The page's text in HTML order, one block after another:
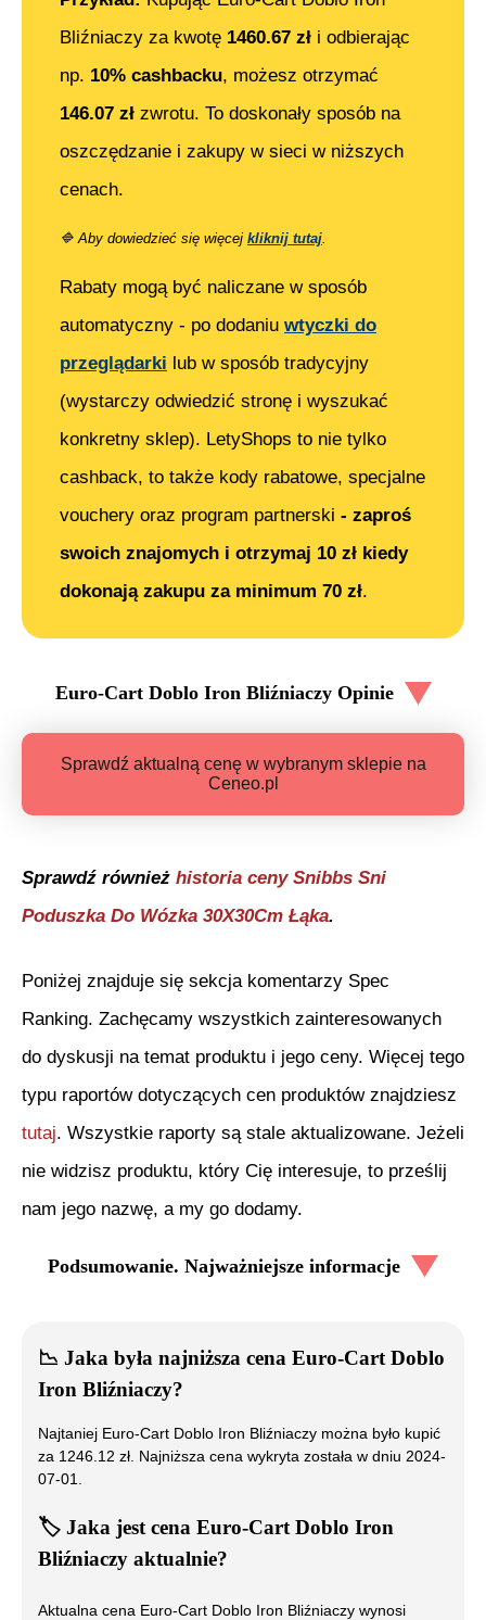
Bliźniaczy za kwotę 1460.67 zł i odbierając
np. 10% cashbacku, możesz otrzymać
146.07 zł zwrotu. To doskonały sposób na
oszczędzanie i zakupy w sieci w niższych
cenach.
🔷 Aby dowiedzieć się więcej kliknij tutaj.
Rabaty mogą być naliczane w sposób
automatyczny - po dodaniu wtyczki do
przeglądarki lub w sposób tradycyjny
(wystarczy odwiedzić stronę i wyszukać
konkretny sklep). LetyShops to nie tylko
cashback, to także kody rabatowe, specjalne
vouchery oraz program partnerski - zaproś
swoich znajomych i otrzymaj 10 zł kiedy
dokonają zakupu za minimum 70 zł.
Euro-Cart Doblo Iron BliźniaczyOpinie
Sprawdź aktualną cenę w wybranym sklepie na
Ceneo.pl
Sprawdź również historia ceny Snibbs Sni
Poduszka Do Wózka 30X30Cm Łąka.
Poniżej znajduje się sekcja komentarzy Spec
Ranking. Zachęcamy wszystkich zainteresowanych
do dyskusji na temat produktu i jego ceny. Więcej tego
typu raportów dotyczących cen produktów znajdziesz
tutaj. Wszystkie raporty są stale aktualizowane. Jeżeli
nie widzisz produktu, który Cię interesuje, to prześlij
nam jego nazwę, a my go dodamy.
Podsumowanie. Najważniejsze informacje
📉 Jaka była najniższa cena Euro-Cart Doblo
Iron Bliźniaczy?
Najtaniej Euro-Cart Doblo Iron Bliźniaczy można było kupić
za 1246.12 zł. Najniższa cena wykryta została w dniu 2024-
07-01
🏷️ Jaka jest cena Euro-Cart Doblo Iron
Bliźniaczy aktualnie?
Aktualna cena Euro-Cart Doblo Iron Bliźniaczy wynosi